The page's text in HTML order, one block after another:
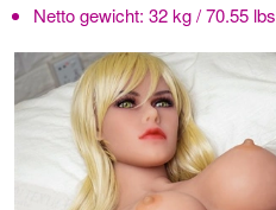
Netto gewicht: 32 kg / 70.55 lbs